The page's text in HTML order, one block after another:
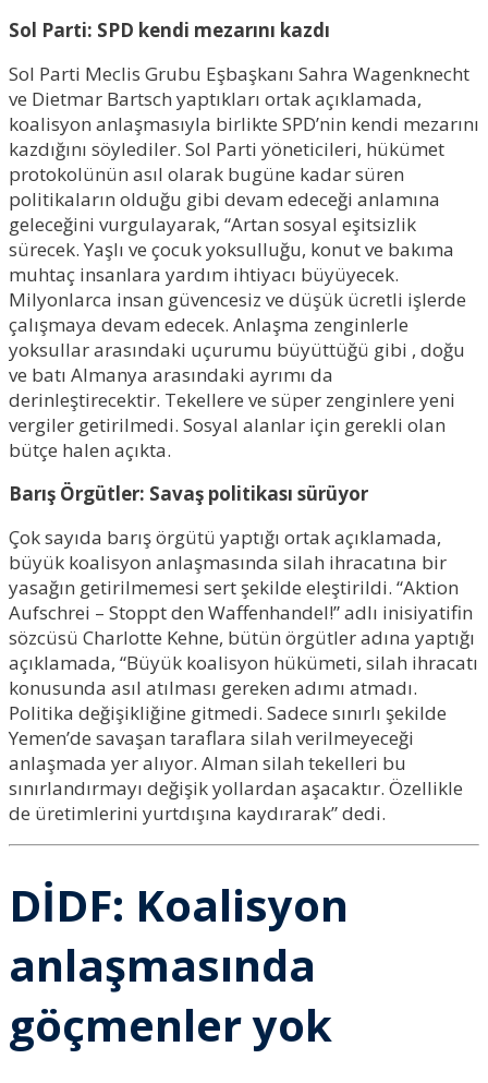
Sol Parti: SPD kendi mezarını kazdı
Sol Parti Meclis Grubu Eşbaşkanı Sahra Wagenknecht
ve Dietmar Bartsch yaptıkları ortak açıklamada,
koalisyon anlaşmasıyla birlikte SPD’nin kendi mezarını
kazdığını söylediler. Sol Parti yöneticileri, hükümet
protokolünün asıl olarak bugüne kadar süren
politikaların olduğu gibi devam edeceği anlamına
geleceğini vurgulayarak, “Artan sosyal eşitsizlik
sürecek. Yaşlı ve çocuk yoksulluğu, konut ve bakıma
muhtaç insanlara yardım ihtiyacı büyüyecek.
Milyonlarca insan güvencesiz ve düşük ücretli işlerde
çalışmaya devam edecek. Anlaşma zenginlerle
yoksullar arasındaki uçurumu büyüttüğü gibi , doğu
ve batı Almanya arasındaki ayrımı da
derinleştirecektir. Tekellere ve süper zenginlere yeni
vergiler getirilmedi. Sosyal alanlar için gerekli olan
bütçe halen açıkta.
Barış Örgütler: Savaş politikası sürüyor
Çok sayıda barış örgütü yaptığı ortak açıklamada,
büyük koalisyon anlaşmasında silah ihracatına bir
yasağın getirilmemesi sert şekilde eleştirildi. “Aktion
Aufschrei – Stoppt den Waffenhandel!” adlı inisiyatifin
sözcüsü Charlotte Kehne, bütün örgütler adına yaptığı
açıklamada, “Büyük koalisyon hükümeti, silah ihracatı
konusunda asıl atılması gereken adımı atmadı.
Politika değişikliğine gitmedi. Sadece sınırlı şekilde
Yemen’de savaşan taraflara silah verilmeyeceği
anlaşmada yer alıyor. Alman silah tekelleri bu
sınırlandırmayı değişik yollardan aşacaktır. Özellikle
de üretimlerini yurtdışına kaydırarak” dedi.
DİDF: Koalisyon
anlaşmasında
göçmenler yok